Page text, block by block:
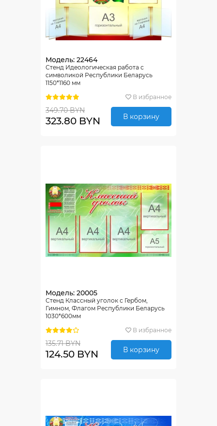
Модель: 22464
Стенд Идеологическая работа с
символикой Республики Беларусь
1150*1160 мм
В избранное
349.70 BYN
323.80 BYN В корзину
Модель: 20005
Стенд Классный уголок с Гербом,
Гимном, Флагом Республики Беларусь
1030*600мм
В избранное
135.71 BYN
124.50 BYN В корзину